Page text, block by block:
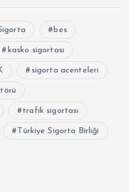
bes
kasko sigortası
sigorta acenteleri
trafik sigortası
Türkiye Sigorta Birliği